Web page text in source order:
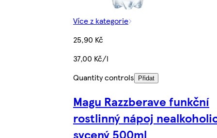
Více z kategorie
25,90 Kč
37,00 Kč/l
Quantity controls
Přidat
Magu Razzberave funkční
rostlinný nápoj
sycený 500ml